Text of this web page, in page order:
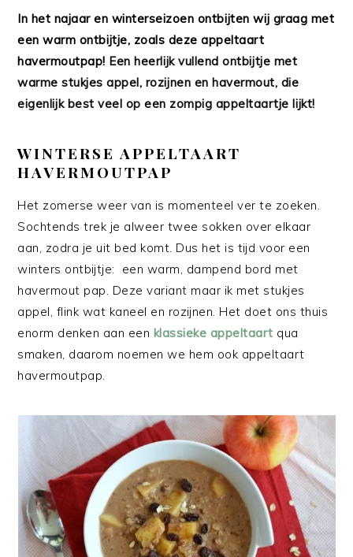
In het najaar en winterseizoen ontbijten wij graag met
een warm ontbijtje, zoals deze appeltaart
havermoutpap! Een heerlijk vullend ontbijtje met
warme stukjes appel, rozijnen en havermout, die
eigenlijk best veel op een zompig appeltaartje lijkt!
WINTERSE APPELTAART
HAVERMOUTPAP
Het zomerse weer van is momenteel ver te zoeken.
Sochtends trek je alweer twee sokken over elkaar
aan, zodra je uit bed komt. Dus het is tijd voor een
winters ontbijtje: een warm, dampend bord met
havermout pap. Deze variant maar ik met stukjes
appel, flink wat kaneel en rozijnen. Het doet ons thuis
enorm denken aan een klassieke appeltaart qua
smaken, daarom noemen we hem ook appeltaart
havermoutpap.